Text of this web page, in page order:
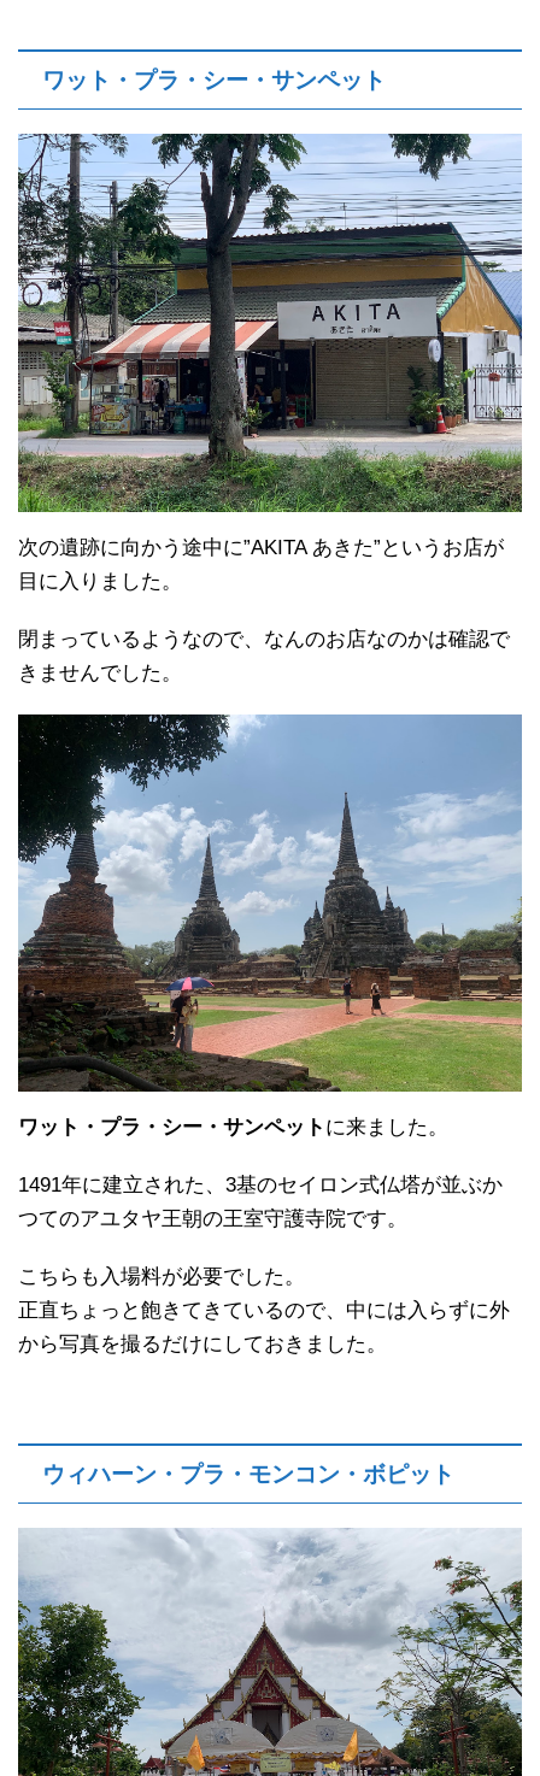
ワット・プラ・シー・サンペット
次の遺跡に向かう途中に”AKITA あきた”というお店が
目に入りました。
閉まっているようなので、なんのお店なのかは確認で
きませんでした。
ワット・プラ・シー・サンペット に来ました。
1491年に建立された、3基のセイロン式仏塔が並ぶか
つてのアユタヤ王朝の王室守護寺院です。
こちらも入場料が必要でした。
正直ちょっと飽きてきているので、中には入らずに外
から写真を撮るだけにしておきました。
ウィハーン・プラ・モンコン・ボピット